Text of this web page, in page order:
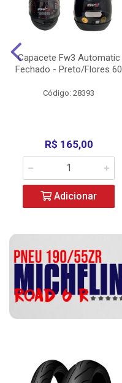
Capacete Fw3 Automatic
Fechado - Preto/Flores 60
Código: 28393
R$ 165,00
Adicionar